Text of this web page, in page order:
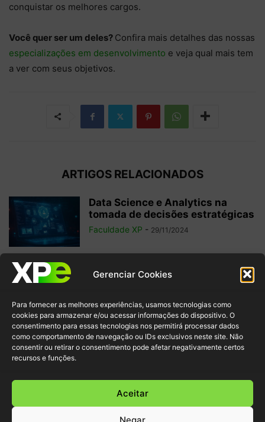
Gerenciar Cookies
Para fornecer as melhores experiências, usamos tecnologias como
cookies para armazenar e/ou acessar informações do dispositivo. O
consentimento para essas tecnologias nos permitirá processar dados
como comportamento de navegação ou IDs exclusivos neste site. Não
consentir ou retirar o consentimento pode afetar negativamente certos
recursos e funções.
Aceitar
Negar
conquistar os melhores cargos.
Você quer ser um deles? Confira mais detalhes das nossas
especializações em desenvolvimento e veja qual mais tem
a ver com seus objetivos.
ARTIGOS RELACIONADOS
Data Science e Analytics na
tomada de decisões estratégicas
Faculdade XP - 29/11/2024
6 filmes sobre tecnologia para
potencializar seu aprendizado
Faculdade XP - 22/11/2024
Data Fabric: o que é e por que faz
parte da...